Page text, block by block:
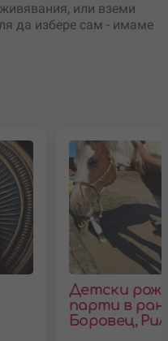
или вземи
да избере сам - имаме
Детски
парти в
Боровец,